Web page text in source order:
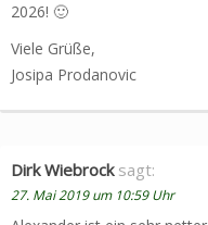
2026! 🙂
Viele Grüße,
Josipa Prodanovic
Dirk Wiebrock sagt:
27. Mai 2019 um 10:59 Uhr